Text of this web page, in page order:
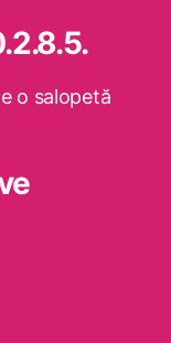
o salopetă